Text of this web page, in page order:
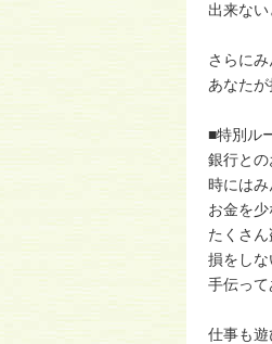
出来ない
さらにみ
あなた
■特別ル
銀行との
時にはみ
お金を少
たくさん
損をしな
手伝っ
仕事も遊